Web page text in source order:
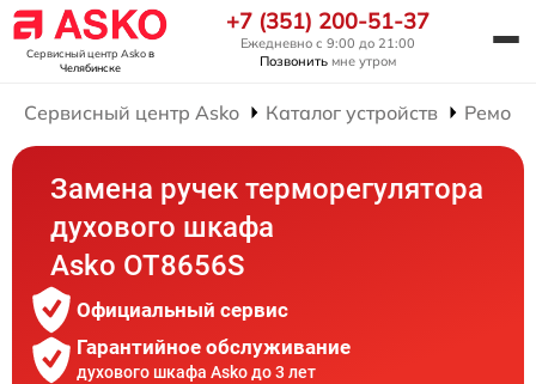
Сервисный центр Askoв
Челябинске
+7 (351) 200-51-37
Ежедневно с 9:00 до 21:00
Позвонить мне утром
Сервисный центр Asko Каталог устройств
Замена ручек терморегулятора
духового шкафа
Asko OT8656S
Официальный сервис
Гарантийное обслуживание
духового шкафа Asko до 3 лет